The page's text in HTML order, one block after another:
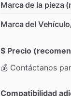
Marca de la pieza
Marca del
$ Precio
💰 Contáctanos
Compatibilidad